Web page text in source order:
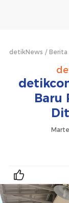
detikNews Berita
Baru